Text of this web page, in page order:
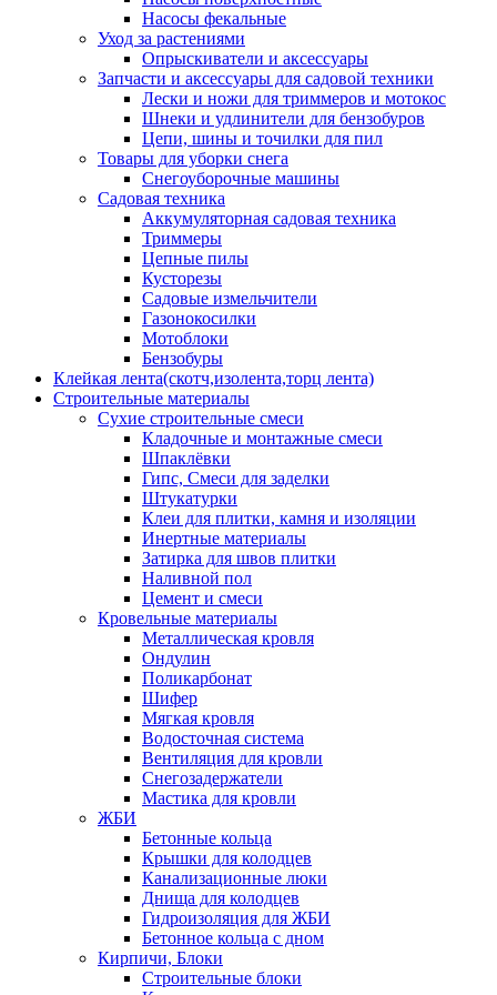
Насосы фекальные
Уход за растениями
Опрыскиватели и аксессуары
Запчасти и аксессуары для садовой техники
Лески и ножи для триммеров и мотокос
Шнеки и удлинители для бензобуров
Цепи, шины и точилки для пил
Товары для уборки снега
Снегоуборочные машины
Садовая техника
Аккумуляторная садовая техника
Триммеры
Цепные пилы
Кусторезы
Садовые измельчители
Газонокосилки
Мотоблоки
Бензобуры
Клейкая лента(скотч,изолента,торц лента)
Строительные материалы
Сухие строительные смеси
Кладочные и монтажные смеси
Шпаклёвки
Гипс, Смеси для заделки
Штукатурки
Клеи для плитки, камня и изоляции
Инертные материалы
Затирка для швов плитки
Наливной пол
Цемент и смеси
Кровельные материалы
Металлическая кровля
Ондулин
Поликарбонат
Шифер
Мягкая кровля
Водосточная система
Вентиляция для кровли
Снегозадержатели
Мастика для кровли
ЖБИ
Бетонные кольца
Крышки для колодцев
Канализационные люки
Днища для колодцев
Гидроизоляция для ЖБИ
Бетонное кольца с дном
Кирпичи, Блоки
Строительные блоки